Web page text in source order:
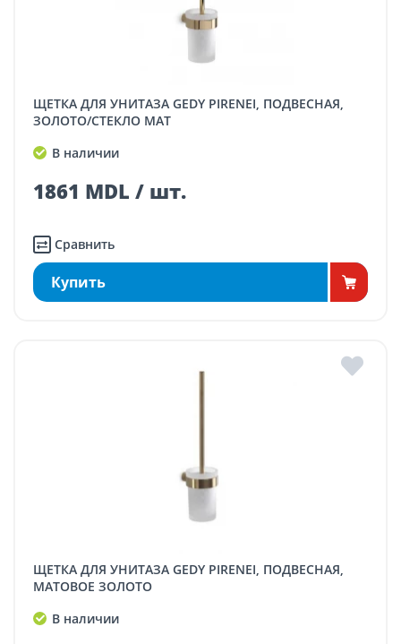
ЩЕТКА ДЛЯ УНИТАЗА GEDY PIRENEI, ПОДВЕСНАЯ,
ЗОЛОТО/СТЕКЛО МАТ
В наличии
1861 MDL / шт.
Сравнить
Купить
ЩЕТКА ДЛЯ УНИТАЗА GEDY PIRENEI, ПОДВЕСНАЯ,
МАТОВОЕ ЗОЛОТО
В наличии